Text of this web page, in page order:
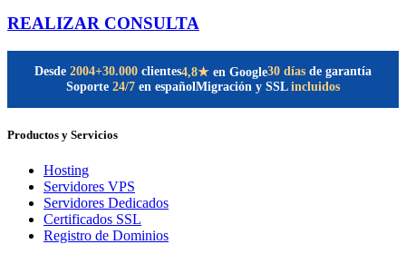
REALIZAR CONSULTA
Desde 2004+30.000 clientes4,8★ en Google30 días de garantía
Soporte 24/7 en español Migración y SSL incluidos
Productos y Servicios
Hosting
Servidores VPS
Servidores Dedicados
Certificados SSL
Registro de Dominios